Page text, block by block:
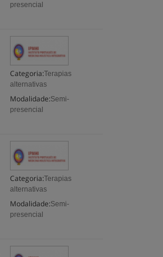
presencial
Categoria:Terapias
alternativas
Modalidade:Semi-
presencial
Categoria:Terapias
alternativas
Modalidade:Semi-
presencial